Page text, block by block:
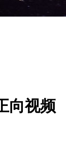
向视频